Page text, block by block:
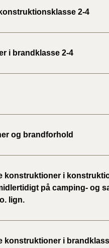
2-4
i brandklasse 2-4
og brandforhold
konstruktioner i
på camping- og
lign.
i